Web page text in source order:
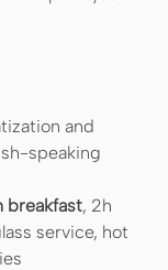
and
speaking
breakfast, 2h
service, hot